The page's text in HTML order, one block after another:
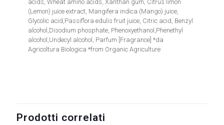
acids, Wheat amino acids, Xanthan gum, Citrus limon
(Lemon) juice extract, Mangifera indica (Mango) juice,
Glycolic acid,Passiflora edulis fruit juice, Citric acid, Benzyl
alcohol,Disodium phosphate, Phenoxyethanol,Phenethyl
alcohol,Undecyl alcohol, Parfum [Fragrance] *da
Agricoltura Biologica *from Organic Agriculture
Prodotti correlati